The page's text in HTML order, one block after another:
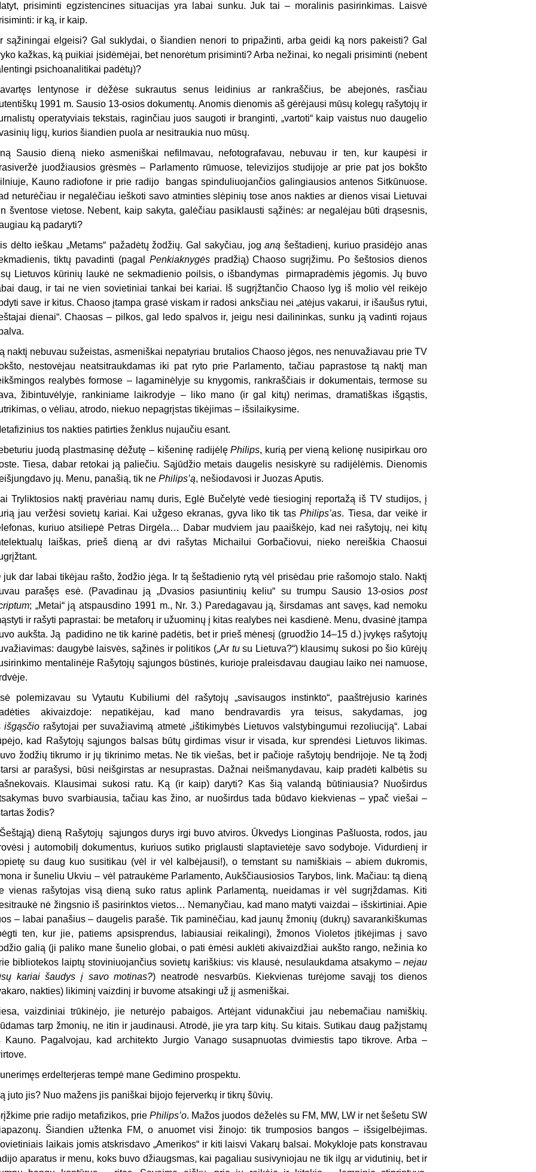
prisiminti egzistencines situacijas yra labai sunku. Juk tai – moralinis pasirinkimas. Laisvė
ir ką, ir kaip.
sąžiningai elgeisi? Gal suklydai, o šiandien nenori to pripažinti, arba geidi ką nors pakeisti? Gal
kažkas, ką puikiai įsidėmėjai, bet nenorėtum prisiminti? Arba nežinai, ko negali prisiminti (nebent
psichoanalitikai padėtų)?
lentynose ir dėžėse sukrautus senus leidinius ar rankraščius, be abejonės, rasčiau
1991 m. Sausio 13-osios dokumentų. Anomis dienomis aš gėrėjausi mūsų kolegų rašytojų ir
operatyviais tekstais, raginčiau juos saugoti ir branginti, „vartoti“ kaip vaistus nuo daugelio
ligų, kurios šiandien puola ar nesitraukia nuo mūsų.
Sausio dieną nieko asmeniškai nefilmavau, nefotografavau, nebuvau ir ten, kur kaupėsi ir
juodžiausios grėsmės – Parlamento rūmuose, televizijos studijoje ar prie pat jos bokšto
Kauno radiofone ir prie radijo bangas spinduliuojančios galingiausios antenos Sitkūnuose.
neturėčiau ir negalėčiau ieškoti savo atminties slėpinių tose anos nakties ar dienos visai Lietuvai
šventose vietose. Nebent, kaip sakyta, galėčiau pasiklausti sąžinės: ar negalėjau būti drąsesnis,
ką padaryti?
dėlto ieškau „Metams“ pažadėtų žodžių. Gal sakyčiau, joganą šeštadienį, kuriuo prasidėjo anas
tiktų pavadinti (pagal Penkiaknygėspradžią) Chaoso sugrįžimu. Po šeštosios dienos
Lietuvos kūrinių laukė ne sekmadienio poilsis, o išbandymas pirmapradėmis jėgomis. Jų buvo
daug, ir tai ne vien sovietiniai tankai bei kariai. Iš sugrįžtančio Chaoso lyg iš molio vėl reikėjo
save ir kitus. Chaoso įtampa grasė viskam ir radosi anksčiau nei „atėjus vakarui, ir išaušus rytui,
dienai“. Chaosas – pilkos, gal ledo spalvos ir, jeigu nesi dailininkas, sunku ją vadinti rojaus
naktį nebuvau sužeistas, asmeniškai nepatyriau brutalios Chaoso jėgos, nes nenuvažiavau prie TV
nestovėjau neatsitraukdamas iki pat ryto prie Parlamento, tačiau paprastose tą naktį man
realybės formose – lagaminėlyje su knygomis, rankraščiais ir dokumentais, termose su
žibintuvėlyje, rankiniame laikrodyje – liko mano (ir gal kitų) nerimas, dramatiškas išgąstis,
o vėliau, atrodo, niekuo nepagrįstas tikėjimas – išsilaikysime.
tos nakties patirties ženklus nujaučiu esant.
juodą plastmasinę dėžutę – kišeninę radijėlęPhilips, kurią per vieną kelionę nusipirkau oro
Tiesa, dabar retokai ją paliečiu. Sąjūdžio metais daugelis nesiskyrė su radijėlėmis. Dienomis
jų. Menu, panašią, tik ne Philips’ą, nešiodavosi ir Juozas Aputis.
Tryliktosios naktį pravėriau namų duris, Eglė Bučelytė vedė tiesioginį reportažą iš TV studijos, į
jau veržėsi sovietų kariai. Kai užgeso ekranas, gyva liko tik tasPhilips’as. Tiesa, dar veikė ir
kuriuo atsiliepė Petras Dirgėla… Dabar mudviem jau paaiškėjo, kad nei rašytojų, nei kitų
laiškas, prieš dieną ar dvi rašytas Michailui Gorbačiovui, nieko nereiškia Chaosui
juk dar labai tikėjau rašto, žodžio jėga. Ir tą šeštadienio rytą vėl prisėdau prie rašomojo stalo. Naktį
parašęs esė. (Pavadinau ją „Dvasios pasiuntinių keliu“ su trumpu Sausio 13-osios post
; „Metai“ ją atspausdino 1991 m., Nr. 3.) Paredagavau ją, širsdamas ant savęs, kad nemoku
ir rašyti paprastai: be metaforų ir užuominų į kitas realybes nei kasdienė. Menu, dvasinė įtampa
aukšta. Ją padidino ne tik karinė padėtis, bet ir prieš mėnesį (gruodžio 14–15 d.) įvykęs rašytojų
daugybė laisvės, sąžinės ir politikos („Ar tusu Lietuva?“) klausimų sukosi po šio kūrėjų
mentalinėje Rašytojų sąjungos būstinės, kurioje praleisdavau daugiau laiko nei namuose,
polemizavau su Vytautu Kubiliumi dėl rašytojų „savisaugos instinkto“, paaštrėjusio karinės
akivaizdoje: nepatikėjau, kad mano bendravardis yra teisus, sakydamas, jog
išgąsčio rašytojai per suvažiavimą atmetė „ištikimybės Lietuvos valstybingumui rezoliuciją“. Labai
kad Rašytojų sąjungos balsas būtų girdimas visur ir visada, kur sprendėsi Lietuvos likimas.
žodžių tikrumo ir jų tikrinimo metas. Ne tik viešas, bet ir pačioje rašytojų bendrijoje. Ne tą žodį
ar parašysi, būsi neišgirstas ar nesuprastas. Dažnai neišmanydavau, kaip pradėti kalbėtis su
Klausimai sukosi ratu. Ką (ir kaip) daryti? Kas šią valandą būtiniausia? Nuoširdus
buvo svarbiausia, tačiau kas žino, ar nuoširdus tada būdavo kiekvienas – ypač viešai –
žodis?
dieną Rašytojų sąjungos durys irgi buvo atviros. Ūkvedys Lionginas Pašluosta, rodos, jau
į automobilį dokumentus, kuriuos sutiko priglausti slaptavietėje savo sodyboje. Vidurdienį ir
su daug kuo susitikau (vėl ir vėl kalbėjausi!), o temstant su namiškiais – abiem dukromis,
ir šuneliu Ukviu – vėl patraukėme Parlamento, Aukščiausiosios Tarybos, link. Mačiau: tą dieną
vienas rašytojas visą dieną suko ratus aplink Parlamentą, nueidamas ir vėl sugrįždamas. Kiti
nė žingsnio iš pasirinktos vietos… Nemanyčiau, kad mano matyti vaizdai – išskirtiniai. Apie
– labai panašius – daugelis parašė. Tik paminėčiau, kad jaunų žmonių (dukrų) savarankiškumas
ten, kur jie, patiems apsisprendus, labiausiai reikalingi), žmonos Violetos įtikėjimas į savo
galią (ji paliko mane šunelio globai, o pati ėmėsi auklėti akivaizdžiai aukšto rango, nežinia ko
bibliotekos laiptų stoviniuojančius sovietų kariškius: vis klausė, nesulaukdama atsakymo – nejau
kariai šaudys į savo motinas?) neatrodė nesvarbūs. Kiekvienas turėjome savąjį tos dienos
nakties) likiminį vaizdinį ir buvome atsakingi už jį asmeniškai.
vaizdiniai trūkinėjo, jie neturėjo pabaigos. Artėjant vidunakčiui jau nebemačiau namiškių.
tarp žmonių, ne itin ir jaudinausi. Atrodė, jie yra tarp kitų. Su kitais. Sutikau daug pažįstamų
Kauno. Pagalvojau, kad architekto Jurgio Vanago susapnuotas dvimiestis tapo tikrove. Arba –
erdelterjeras tempė mane Gedimino prospektu.
juto jis? Nuo mažens jis paniškai bijojo fejerverkų ir tikrų šūvių.
prie radijo metafizikos, priePhilips’o. Mažos juodos dėželės su FM, MW, LW ir net šešetu SW
Šiandien užtenka FM, o anuomet visi žinojo: tik trumposios bangos – išsigelbėjimas.
laikais jomis atskrisdavo „Amerikos“ ir kiti laisvi Vakarų balsai. Mokykloje pats konstravau
aparatus ir menu, koks buvo džiaugsmas, kai pagaliau susivyniojau ne tik ilgų ar vidutinių, bet ir